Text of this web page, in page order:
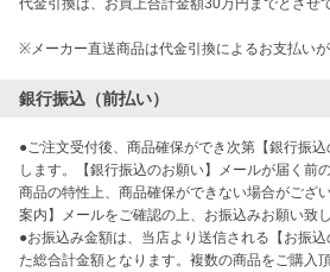
代金引換は、お買上合計金額30万円までとさせ
※メーカー直送商品は代金引換によるお支払いが
銀行振込（前払い）
●ご注文受付後、商品確保ができ次第【銀行振
します。【銀行振込のお願い】メールが届く前
商品の特性上、商品確保ができない場合がござ
案内】メールをご確認の上、お振込みお願い致し
●お振込み金額は、当店より送信される【お振
た総合計金額となります。複数の商品をご購入